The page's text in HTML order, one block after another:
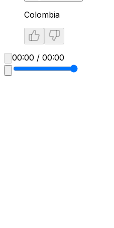
Colombia
00:00 / 00:00